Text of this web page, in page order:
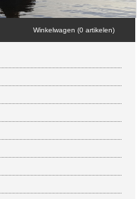
Winkelwagen (0 artikelen)